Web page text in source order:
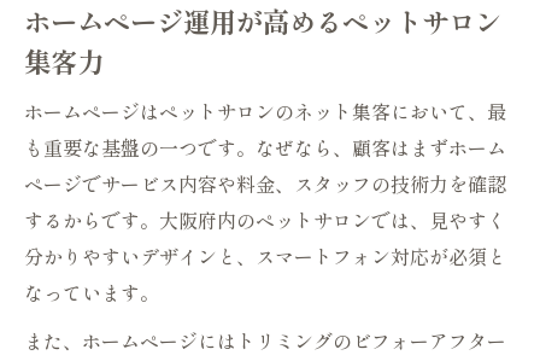
ホームページ運用が高めるペットサロン
集客力
ホームページはペットサロンのネット集客において、最
も重要な基盤の一つです。なぜなら、顧客はまずホーム
ページでサービス内容や料金、スタッフの技術力を確認
するからです。大阪府内のペットサロンでは、見やすく
分かりやすいデザインと、スマートフォン対応が必須と
なっています。
また、ホームページにはトリミングのビフォーアフター